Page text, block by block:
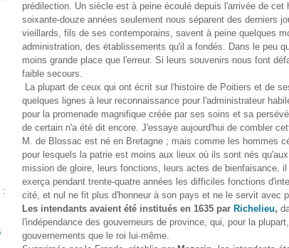
:
prédilection. Un siècle est à peine écoulé depuis l'arrivée de
soixante-douze années seulement nous séparent des derniers
vieillards, fils de ses contemporains, savent à peine quelques
administration, des établissements qu'il a fondés. Dans le peu
moins grande place que l'erreur. Si leurs souvenirs nous font
faible secours.
La plupart de ceux qui ont écrit sur l'histoire de Poitiers et de
quelques lignes à leur reconnaissance pour l'administrateur
pour la promenade magnifique créée par ses soins et sa
de certain n'a été dit encore. J'essaye aujourd'hui de combler
M. de Blossac est né en Bretagne ; mais comme les hommes
pour lesquels la patrie est moins aux lieux où ils sont nés
mission de gloire, leurs fonctions, leurs actes de bienfaisance,
exerça pendant trente-quatre années les difficiles fonctions
cité, et nul ne fit plus d'honneur à son pays et ne le servit avec
Les intendants avaient été institués en 1635 par Richelieu,
l'indépendance des gouverneurs de province, qui, pour la
gouvernements que le roi lui-même.